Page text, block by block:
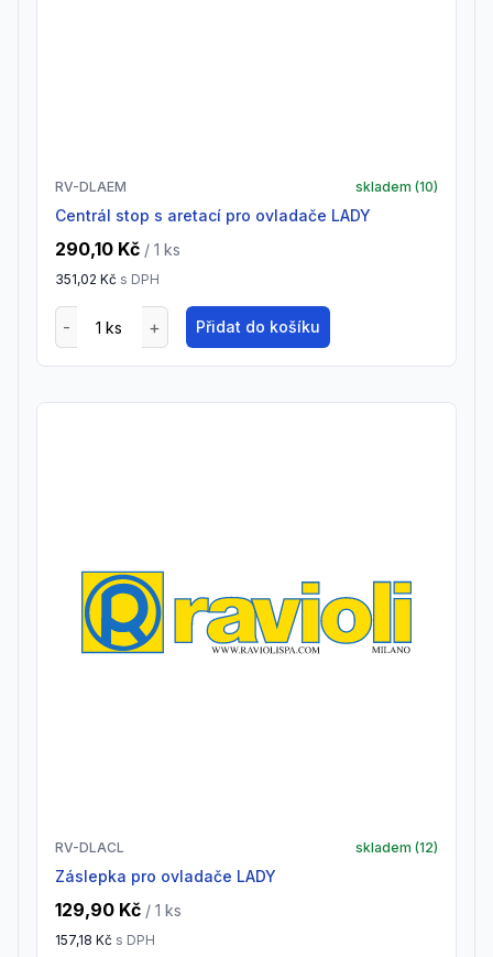
RV-DLAEM skladem (10)
centrál stop s aretací pro ovladače LADY
290,10 Kč / 1 ks
351,02 Kč s DPH
Přidat do košíku
RV-DLACL skladem (12)
záslepka pro ovladače LADY
129,90 Kč / 1 ks
157,18 Kč s DPH